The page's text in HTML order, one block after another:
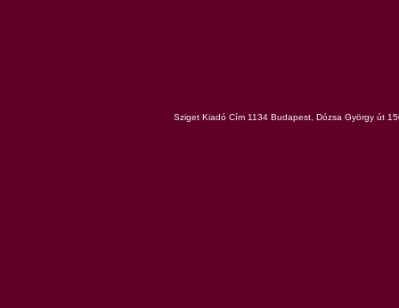
Sziget Kiadó Cím 1134 Budapest, Dózsa György út